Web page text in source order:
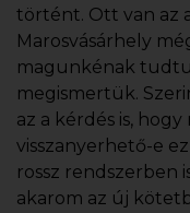
történt. Ott van az
Marosvásárhely
magunkénak
megismertük.
az a kérdés is,
visszanyerhető-e
rossz rendszerben
akarom az új